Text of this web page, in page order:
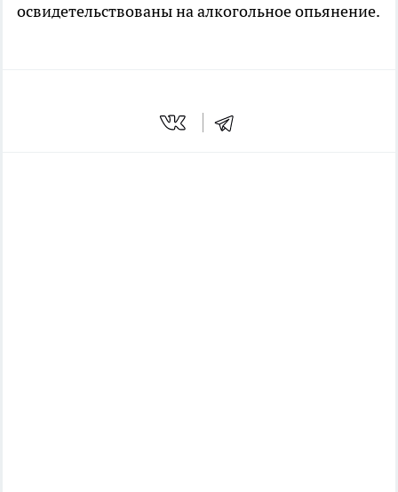
освидетельствованы на алкогольное опьянение.